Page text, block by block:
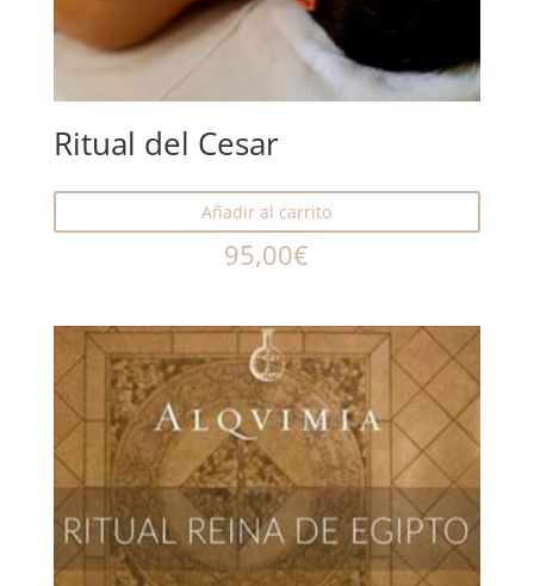
Ritual del Cesar
Añadir al carrito
95,00€